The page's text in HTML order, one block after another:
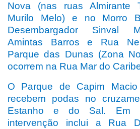
Nova (nas ruas Almirante
Murilo Melo) e no Morro
Desembargador Sinval
Amintas Barros e Rua
Parque das Dunas (Zona
ocorrem na Rua Mar do
O Parque de Capim
recebem podas no
Estanho e do Sal. Em
intervenção inclui a Rua